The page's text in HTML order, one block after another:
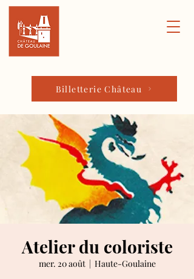
Billetterie Château
Atelier du coloriste
mer. 20 août
  |
Haute-Goulaine